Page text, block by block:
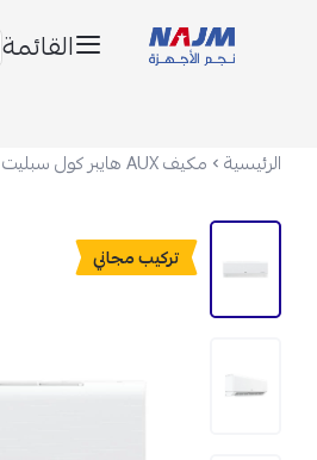
القائمة
الرئيسية
تركيب مجاني